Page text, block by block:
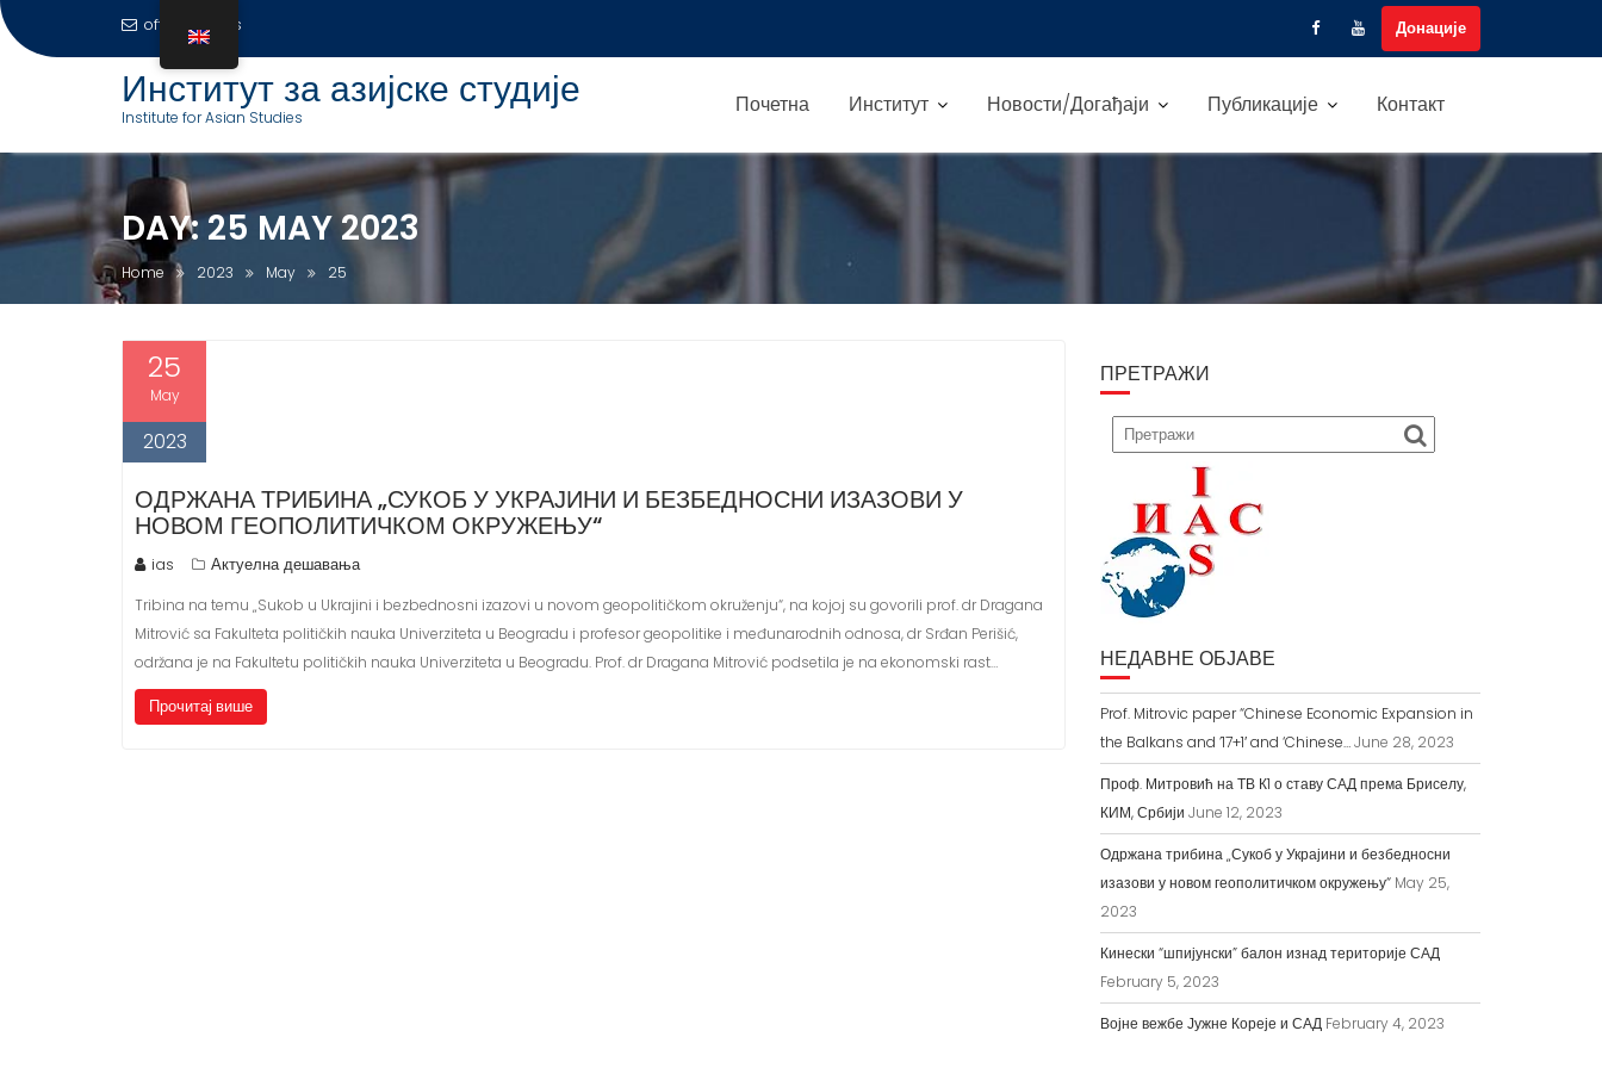
p
o
c
n
office@ias.rs Донације
Институт за азијске студије
Institute for Asian Studies Почетна Институт Новости/Догађаји Публикације Контакт
DAY:25 MAY 2023
Home 2023 May 25
25
May
2023
ОДРЖАНА ТРИБИНА „СУКОБ У УКРАЈИНИ И БЕЗБЕДНОСНИ ИЗАЗОВИ У
НОВОМ ГЕОПОЛИТИЧКОМ ОКРУЖЕЊУ“
ias Актуелна дешавања
Tribina na temu „Sukob u Ukrajini i bezbednosni izazovi u novom geopolitičkom okruženju“, na kojoj su govorili prof. dr Dragana
Mitrović sa Fakulteta političkih nauka Univerziteta u Beogradu i profesor geopolitike i međunarodnih odnosa, dr Srđan Perišić,
održana je na Fakultetu političkih nauka Univerziteta u Beogradu. Prof. dr Dragana Mitrović podsetila je na ekonomski rast…
Прочитај више
ПРЕТРАЖИ
НЕДАВНЕ ОБЈАВЕ
Prof. Mitrovic paper “Chinese Economic Expansion in
the Balkans and ’17+1′ and ‘Chinese…June 28, 2023
Проф. Митровић на ТВ К1 о ставу САД према Бриселу,
КИМ, Србији June 12, 2023
Одржана трибина „Сукоб у Украјини и безбедносни
изазови у новом геополитичком окружењу“ May 25,
2023
Кинески “шпијунски” балон изнад територије САД
February 5, 2023
Војне вежбе Јужне Кореје и САД February 4, 2023